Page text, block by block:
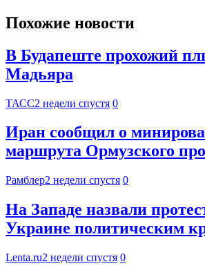
Похожие новости
В Будапеште прохожий
Мадьяра
ТАСС2 недели спустя 0
Иран сообщил о
маршрута Ормузского
Рамблер2 недели спустя 0
На Западе назвали
Украине политическим
Lenta.ru2 недели спустя 0